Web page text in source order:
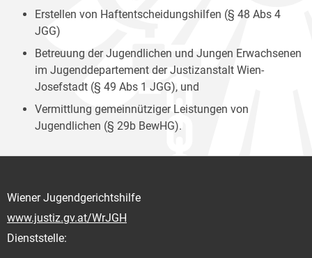
Erstellen von Haftentscheidungshilfen (§ 48 Abs 4
JGG)
Betreuung der Jugendlichen und Jungen Erwachsenen
im Jugenddepartement der Justizanstalt Wien-
Josefstadt (§ 49 Abs 1 JGG), und
Vermittlung gemeinnütziger Leistungen von
Jugendlichen (§ 29b BewHG).
Wiener Jugendgerichtshilfe
www.justiz.gv.at/WrJGH
Dienststelle: